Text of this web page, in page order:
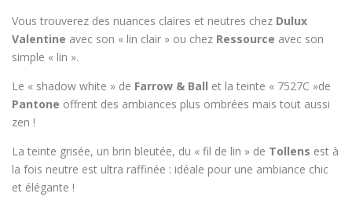
Vous trouverez des nuances claires et neutres chez Dulux
Valentine avec son « lin clair » ou chez Ressource avec son
simple « lin ».
Le « shadow white » de Farrow & Ball et la teinte « 7527C »de
Pantone offrent des ambiances plus ombrées mais tout aussi
zen !
La teinte grisée, un brin bleutée, du « fil de lin » de Tollens est à
la fois neutre est ultra raffinée : idéale pour une ambiance chic
et élégante !